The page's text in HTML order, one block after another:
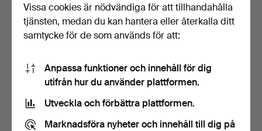
BLANDAT OBJEKT I
SILVERPLÄTERING.
PAR SALT- OCH
PEPPARSTRÖARE FRÅN
GUCCI.
3 dagar
Vissa cookies är nödvändiga för att tillhandahålla
tjänsten, medan du kan hantera eller återkalla ditt
samtycke för de som används för att:
Anpassa funktioner och innehåll för dig
utifrån hur du använder plattformen.
Utveckla och förbättra plattformen.
Marknadsföra nyheter och innehåll till dig på